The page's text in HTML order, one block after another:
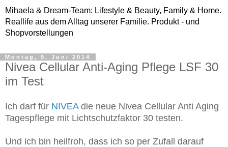
Mihaela & Dream-Team: Lifestyle & Beauty, Family & Home.
Reallife aus dem Alltag unserer Familie. Produkt - und
Shopvorstellungen
Montag, 9. Juni 2014
Nivea Cellular Anti-Aging Pflege LSF 30
im Test
Ich darf für NIVEAdie neue Nivea Cellular Anti Aging
Tagespflege mit Lichtschutzfaktor 30 testen.
Und ich bin heilfroh, dass ich so per Zufall darauf